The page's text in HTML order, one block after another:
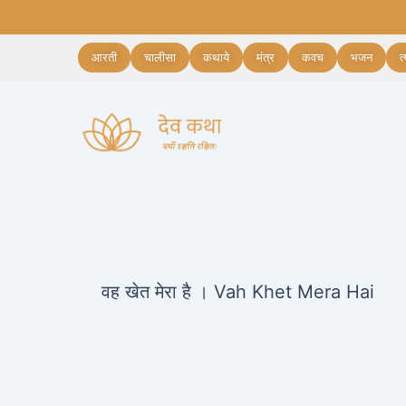
to
आरती चालीसा कथाये मंत्र कवच भजन
वह खेत मेरा है । Vah Khet Mera Hai
navigation